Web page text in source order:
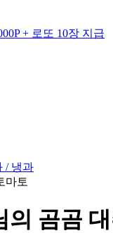
+ 로또 10장 지급
/ 냉과
마토
의 곰곰